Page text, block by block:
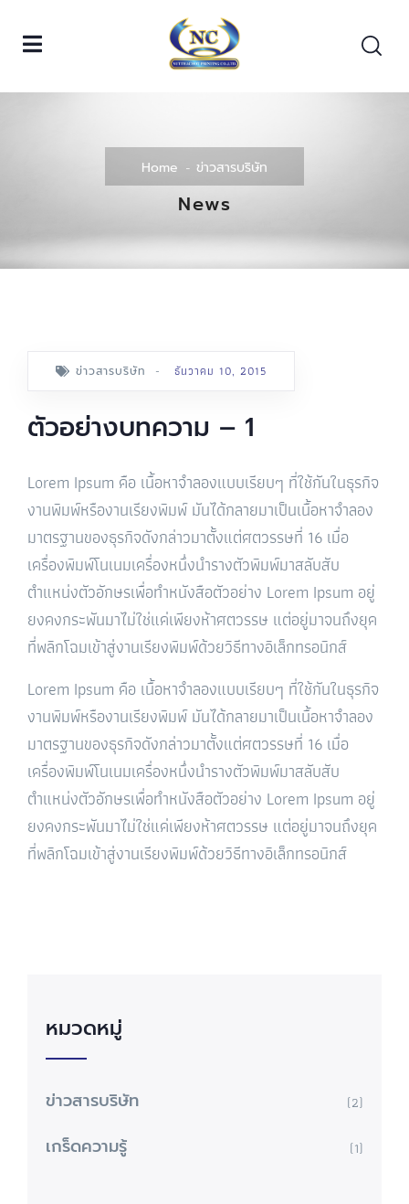
Home ข่าวสารบริษัท
News
ข่าวสารบริษัท - ธันวาคม 10, 2015
ตัวอย่างบทความ – 1
Lorem Ipsum คือ เนื้อหาจำลองแบบเรียบๆ ที่ใช้กันในธุรกิจ
งานพิมพ์หรืองานเรียงพิมพ์ มันได้กลายมาเป็นเนื้อหาจำลอง
มาตรฐานของธุรกิจดังกล่าวมาตั้งแต่ศตวรรษที่ 16 เมื่อ
เครื่องพิมพ์โนเนมเครื่องหนึ่งนำรางตัวพิมพ์มาสลับสับ
ตำแหน่งตัวอักษรเพื่อทำหนังสือตัวอย่าง Lorem Ipsum อยู่
ยงคงกระพันมาไม่ใช่แค่เพียงห้าศตวรรษ แต่อยู่มาจนถึงยุค
ที่พลิกโฉมเข้าสู่งานเรียงพิมพ์ด้วยวิธีทางอิเล็กทรอนิกส์
Lorem Ipsum คือ เนื้อหาจำลองแบบเรียบๆ ที่ใช้กันในธุรกิจ
งานพิมพ์หรืองานเรียงพิมพ์ มันได้กลายมาเป็นเนื้อหาจำลอง
มาตรฐานของธุรกิจดังกล่าวมาตั้งแต่ศตวรรษที่ 16 เมื่อ
เครื่องพิมพ์โนเนมเครื่องหนึ่งนำรางตัวพิมพ์มาสลับสับ
ตำแหน่งตัวอักษรเพื่อทำหนังสือตัวอย่าง Lorem Ipsum อยู่
ยงคงกระพันมาไม่ใช่แค่เพียงห้าศตวรรษ แต่อยู่มาจนถึงยุค
ที่พลิกโฉมเข้าสู่งานเรียงพิมพ์ด้วยวิธีทางอิเล็กทรอนิกส์
หมวดหมู่
ข่าวสารบริษัท (2)
เกร็ดความรู้ (1)